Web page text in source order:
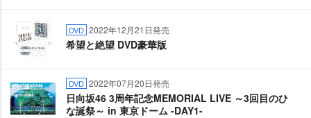
DVD 2022年12月21日発売
希望と絶望 DVD豪華版
DVD 2022年07月20日発売
日向坂46 3周年記念MEMORIAL LIVE ～3回目のひ
な誕祭～ in 東京ドーム -DAY1-